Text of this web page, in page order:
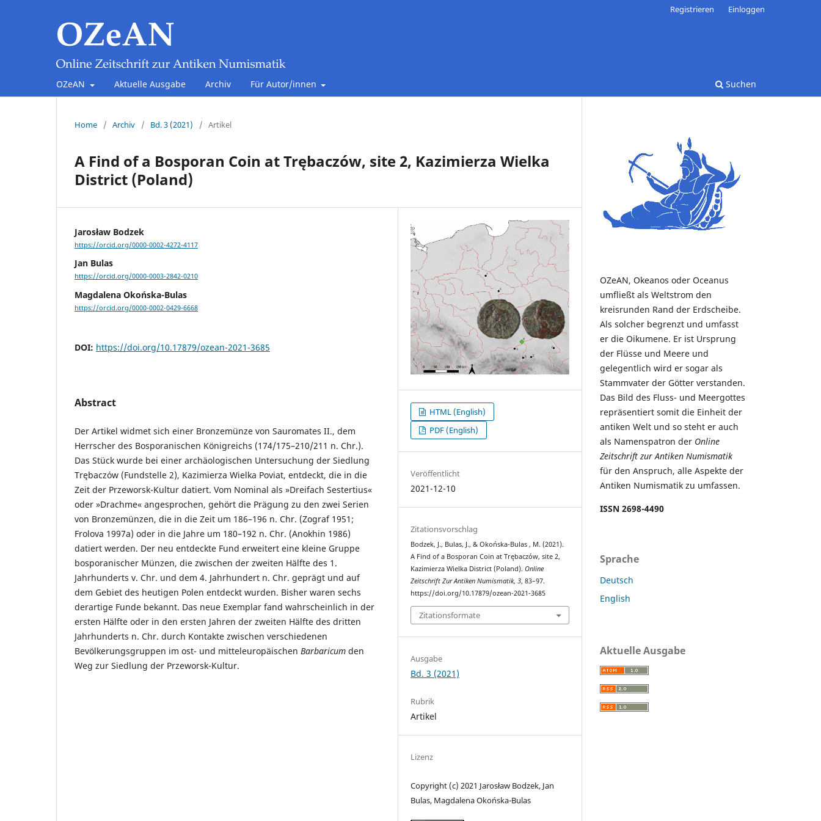
OZeAN Aktuelle Ausgabe Archiv Für Autor/innen Suchen
Registrieren Einloggen
Home / Archiv / Bd. 3 (2021) / Artikel
A Find of a Bosporan Coin at Trębaczów, site 2, Kazimierza Wielka
District (Poland)
Jarosław Bodzek
https://orcid.org/0000-0002-4272-4117
Jan Bulas
https://orcid.org/0000-0003-2842-0210
Magdalena Okońska-Bulas
https://orcid.org/0000-0002-0429-6668
DOI: https://doi.org/10.17879/ozean-2021-3685
Abstract
Der Artikel widmet sich einer Bronzemünze von Sauromates II., dem
Herrscher des Bosporanischen Königreichs (174/175–210/211 n. Chr.).
Das Stück wurde bei einer archäologischen Untersuchung der Siedlung
Trębaczów (Fundstelle 2), Kazimierza Wielka Poviat, entdeckt, die in die
Zeit der Przeworsk-Kultur datiert. Vom Nominal als »Dreifach Sestertius«
oder »Drachme« angesprochen, gehört die Prägung zu den zwei Serien
von Bronzemünzen, die in die Zeit um 186–196 n. Chr. (Zograf 1951;
Frolova 1997a) oder in die Jahre um 180–192 n. Chr. (Anokhin 1986)
datiert werden. Der neu entdeckte Fund erweitert eine kleine Gruppe
bosporanischer Münzen, die zwischen der zweiten Hälfte des 1.
Jahrhunderts v. Chr. und dem 4. Jahrhundert n. Chr. geprägt und auf
dem Gebiet des heutigen Polen entdeckt wurden. Bisher waren sechs
derartige Funde bekannt. Das neue Exemplar fand wahrscheinlich in der
ersten Hälfte oder in den ersten Jahren der zweiten Hälfte des dritten
Jahrhunderts n. Chr. durch Kontakte zwischen verschiedenen
Bevölkerungsgruppen im ost- und mitteleuropäischen Barbaricum den
Weg zur Siedlung der Przeworsk-Kultur.
HTML (English)
PDF (English)
Veröffentlicht
2021-12-10
Zitationsvorschlag
Bodzek, J., Bulas, J., & Okońska-Bulas , M. (2021).
A Find of a Bosporan Coin at Trębaczów, site 2,
Kazimierza Wielka District (Poland).Online
Zeitschrift Zur Antiken Numismatik,3, 83–97.
https://doi.org/10.17879/ozean-2021-3685
Zitationsformate
Ausgabe
Bd. 3 (2021)
Rubrik
Artikel
Lizenz
Copyright (c) 2021 Jarosław Bodzek, Jan
Bulas, Magdalena Okońska-Bulas
OZeAN, Okeanos oder Oceanus
umfließt als Weltstrom den
kreisrunden Rand der Erdscheibe.
Als solcher begrenzt und umfasst
er die Oikumene. Er ist Ursprung
der Flüsse und Meere und
gelegentlich wird er sogar als
Stammvater der Götter verstanden.
Das Bild des Fluss- und Meergottes
repräsentiert somit die Einheit der
antiken Welt und so steht er auch
als Namenspatron der Online
Zeitschrift zur Antiken Numismatik
für den Anspruch, alle Aspekte der
Antiken Numismatik zu umfassen.
ISSN 2698-4490
Sprache
Deutsch
English
Aktuelle Ausgabe